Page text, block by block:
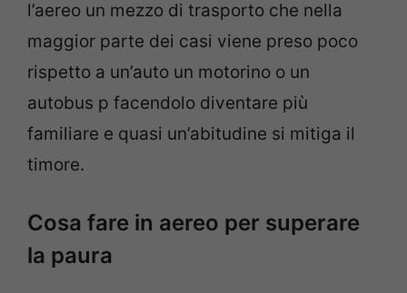
l’aereo un mezzo di trasporto che nella
maggior parte dei casi viene preso poco
rispetto a un’auto un motorino o un
autobus p facendolo diventare più
familiare e quasi un’abitudine si mitiga il
timore.
Cosa fare in aereo per superare
la paura